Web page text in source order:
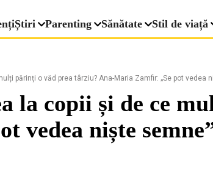
Știri Parenting Sănătate Stil de viață
părinți o văd prea târziu? Ana-Maria Zamfir: „Se pot vedea
la copii și de ce
vedea niște